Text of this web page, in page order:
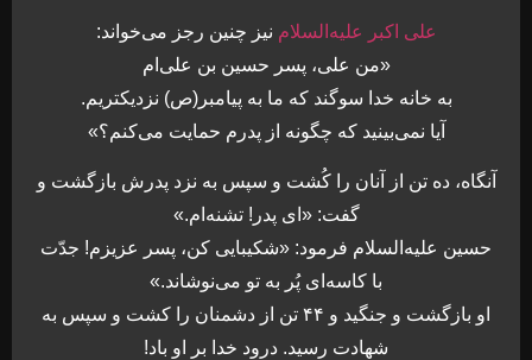
علی اکبر علیه‌السلام نیز چنین رجز می‌خواند:
«من علی، پسر حسین بن علی‌ام
به خانه خدا سوگند که ما به پیامبر(ص) نزدیکتریم.
آیا نمی‌بینید که چگونه از پدرم حمایت می‌کنم؟»
آنگاه، ده تن از آنان را کُشت و سپس به نزد پدرش بازگشت و
گفت: «ای پدر! تشنه‌ام.»
حسین علیه‌السلام فرمود: «شکیبایی کن، پسر عزیزم! جدّت
با کاسه‌ای پُر به تو می‌نوشاند.»
او بازگشت و جنگید و ۴۴ تن از دشمنان را کشت و سپس به
شهادت رسید. درود خدا بر او باد!